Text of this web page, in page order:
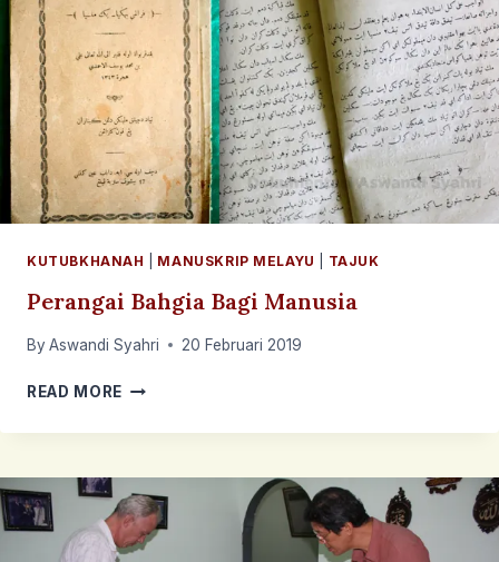
RIAU-
LINGGA
( PERATURAN
ADAT
RAJA-
RAJA
RIAU-
LINGGA)
KUTUBKHANAH MANUSKRIP MELAYU TAJUK
Perangai Bahgia Bagi Manusia
By Aswandi Syahri 20 Februari 2019
READ MORE PERANGAI
BAGI